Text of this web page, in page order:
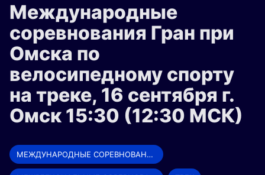
Международные
соревнования Гран при
Омска по
велосипедному спорту
на треке, 16 сентября г.
Омск 15:30 (12:30 МСК)
МЕЖДУНАРОДНЫЕ СОРЕВНОВАНИЯ